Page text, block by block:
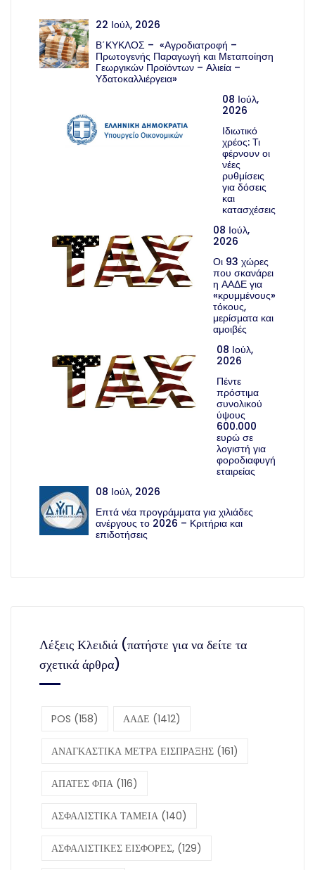
22 Ιούλ, 2026
Β΄ΚΥΚΛΟΣ – «Αγροδιατροφή –
Πρωτογενής Παραγωγή και Μεταποίηση
Γεωργικών Προϊόντων – Αλιεία –
Υδατοκαλλιέργεια»
08 Ιούλ,
2026
Ιδιωτικό
χρέος: Τι
φέρνουν οι
νέες
ρυθμίσεις
για δόσεις
και
κατασχέσεις
08 Ιούλ,
2026
Οι 93 χώρες
που σκανάρει
η ΑΑΔΕ για
«κρυμμένους»
τόκους,
μερίσματα και
αμοιβές
08 Ιούλ,
2026
Πέντε
πρόστιμα
συνολικού
ύψους
600.000
ευρώ σε
λογιστή για
φοροδιαφυγή
εταιρείας
08 Ιούλ, 2026
Επτά νέα προγράμματα για χιλιάδες
ανέργους το 2026 – Κριτήρια και
επιδοτήσεις
Λέξεις Κλειδιά (πατήστε για να δείτε τα
σχετικά άρθρα)
POS (158) ΑΑΔΕ (1412)
ΑΝΑΓΚΑΣΤΙΚΑ ΜΕΤΡΑ ΕΙΣΠΡΑΞΗΣ (161)
ΑΠΑΤΕΣ ΦΠΑ (116)
ΑΣΦΑΛΙΣΤΙΚΑ ΤΑΜΕΙΑ (140)
ΑΣΦΑΛΙΣΤΙΚΕΣ ΕΙΣΦΟΡΕΣ, (129)